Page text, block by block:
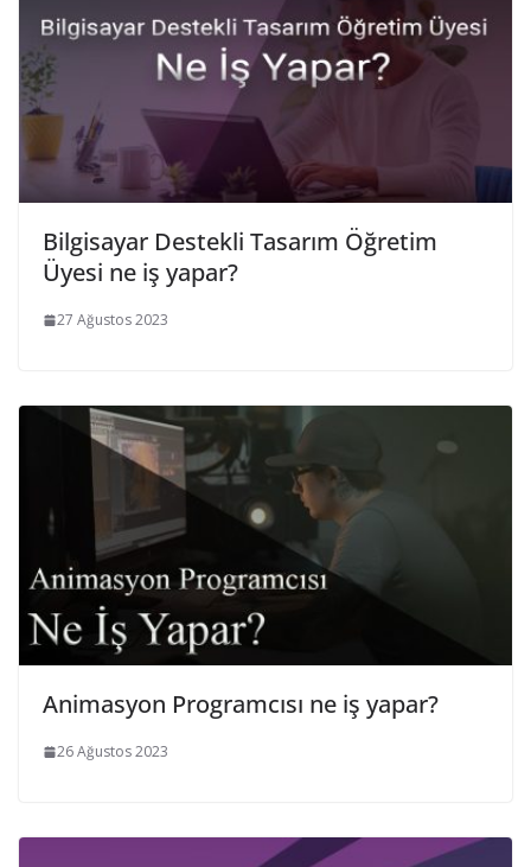
Bilgisayar Destekli Tasarım Öğretim
Üyesi ne iş yapar?
27 Ağustos 2023
Animasyon Programcısı ne iş yapar?
26 Ağustos 2023